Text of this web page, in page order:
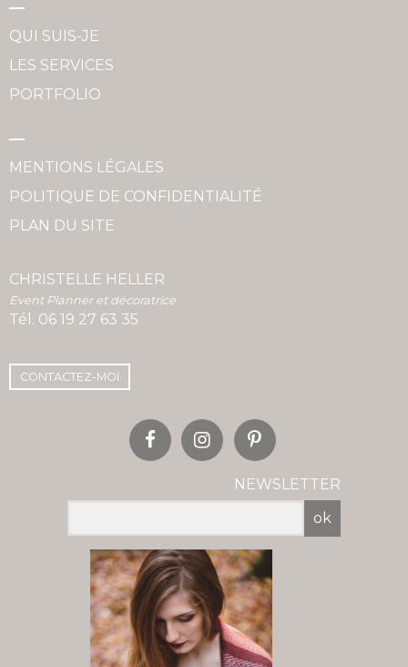
QUI SUIS-JE
LES SERVICES
PORTFOLIO
MENTIONS LÉGALES
POLITIQUE DE CONFIDENTIALITÉ
PLAN DU SITE
CHRISTELLE HELLER
Event Planner et décoratrice
Tél. 06 19 27 63 35
CONTACTEZ-MOI
NEWSLETTER
ok